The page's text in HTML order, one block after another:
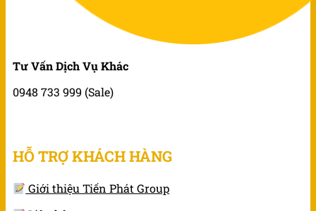
Tư Vấn Dịch Vụ Khác
0948 733 999 (Sale)
HỖ TRỢ KHÁCH HÀNG
Giới thiệu Tiến Phát Group